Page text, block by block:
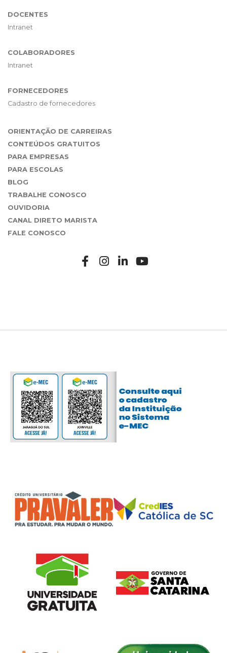
DOCENTES
Intranet
COLABORADORES
Intranet
FORNECEDORES
Cadastro de fornecedores
ORIENTAÇÃO DE CARREIRAS
CONTEÚDOS GRATUITOS
PARA EMPRESAS
PARA ESCOLAS
BLOG
TRABALHE CONOSCO
OUVIDORIA
CANAL DIRETO MARISTA
FALE CONOSCO